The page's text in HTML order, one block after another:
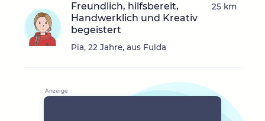
Freundlich, hilfsbereit,
Handwerklich und Kreativ
begeistert
Pia, 22 Jahre, aus Fulda
25 km